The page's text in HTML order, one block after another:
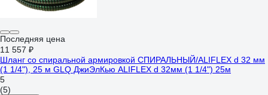
Последняя цена
11 557 ₽
Шланг со спиральной армировкой СПИРАЛЬНЫЙ/ALIFLEX d 32 мм
(1 1/4"), 25 м GLQ ДжиЭлКью ALIFLEX d 32мм (1 1/4") 25м
5
(5)